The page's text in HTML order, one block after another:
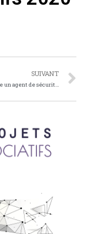
SUIVANT
Combien coûte un agent de sécurité ?